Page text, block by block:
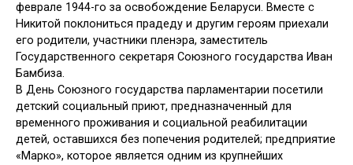
феврале 1944-го за осво­бождение Беларуси. Вместе с
Никитой поклониться прадеду и другим геро­ям приехали
его родители, участники пленэра, заместитель
Государственно­го секретаря Союзного государства Иван
Бамбиза.
В День Союзного государства пар­ламентарии посетили
детский соци­альный приют, предназначенный для
временного проживания и социальной реабилитации
детей, оставшихся без попечения родителей; предприятие
«Марко», которое является одним из крупнейших